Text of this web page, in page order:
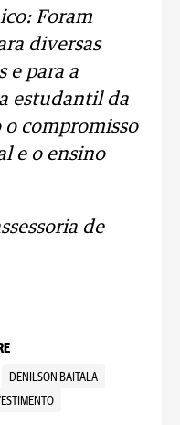
Foram
diversas
e para a
estudantil da
compromisso
e o ensino
de
DENILSON BAITALA